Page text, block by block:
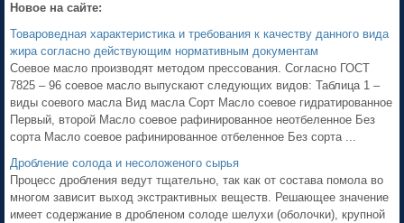
Новое на сайте:
Товароведная характеристика и требования к качеству данного вида
жира согласно действующим нормативным документам
Соевое масло производят методом прессования. Согласно ГОСТ
7825 – 96 соевое масло выпускают следующих видов: Таблица 1 –
виды соевого масла Вид масла Сорт Масло соевое гидратированное
Первый, второй Масло соевое рафинированное неотбеленное Без
сорта Масло соевое рафинированное отбеленное Без сорта ...
Дробление солода и несоложеного сырья
Процесс дробления ведут тщательно, так как от состава помола во
многом зависит выход экстрактивных веществ. Решающее значение
имеет содержание в дробленом солоде шелухи (оболочки), крупной